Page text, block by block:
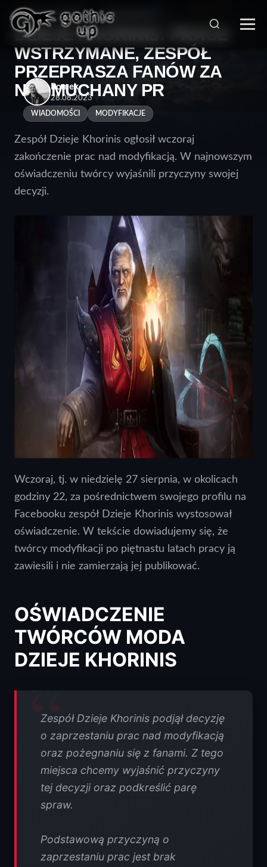
STRONA GŁÓWNA > WIADOMOŚCI
DZIEJE KHORINIS: PRACE
WSTRZYMANE, ZESPÓŁ
PRZEPRASZA FANÓW ZA
NADMUCHANY PR
Romek
28.08.2023
WIADOMOŚCI MODYFIKACJE
Zespół Dzieje Khorinis ogłosił wczoraj
zakończenie prac nad modyfikacją. W najnowszym
oświadczeniu twórcy wyjaśnili przyczyny swojej
decyzji.
Wczoraj, tj. w niedzielę 27 sierpnia, w okolicach
godziny 22, za pośrednictwem swojego profilu na
Facebooku zespół Dzieje Khorinis wystosował
oświadczenie. W tekście dowiadujemy się, że
twórcy modyfikacji po piętnastu latach pracy ją
zawiesili i nie zamierzają jej publikować.
OŚWIADCZENIE
TWÓRCÓW MODA
DZIEJE KHORINIS
Zespół Dzieje Khorinis podjął decyzję
o zaprzestaniu prac nad modyfikacją
oraz pożegnaniu się z fanami. Z tego
miejsca chcemy wyjaśnić przyczyny
tej decyzji oraz podkreślić parę
spraw.
Podstawową przyczyną o
zaprzestaniu prac jest brak